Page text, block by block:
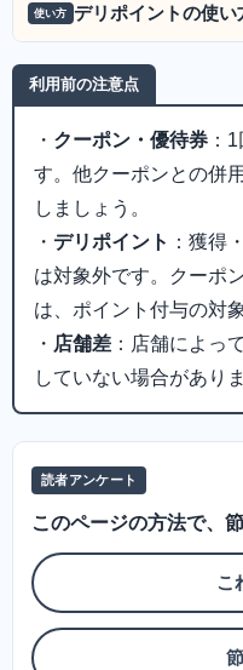
使い方 デリポイントの使い
利用前の注意点
・ クーポン・優待券 ：
す。他クーポンとの併
しましょう。
・ デリポイント ：獲得
は対象外です。クーポ
は、ポイント付与の対
・ 店舗差 ：店舗によっ
していない場合がありま
読者アンケート
このページの方法で、
こ